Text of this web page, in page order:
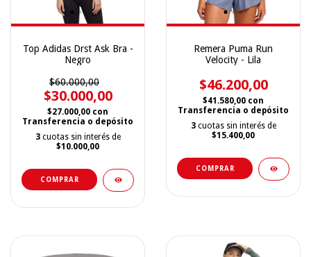
Top Adidas Drst Ask Bra -
Negro
$60.000,00
$30.000,00
$27.000,00 con
Transferencia o depósito
3 cuotas sin interés de
$10.000,00
COMPRAR
Remera Puma Run
Velocity - Lila
$46.200,00
$41.580,00 con
Transferencia o depósito
3 cuotas sin interés de
$15.400,00
COMPRAR